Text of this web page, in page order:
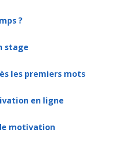
?
stage
les premiers mots
en ligne
motivation